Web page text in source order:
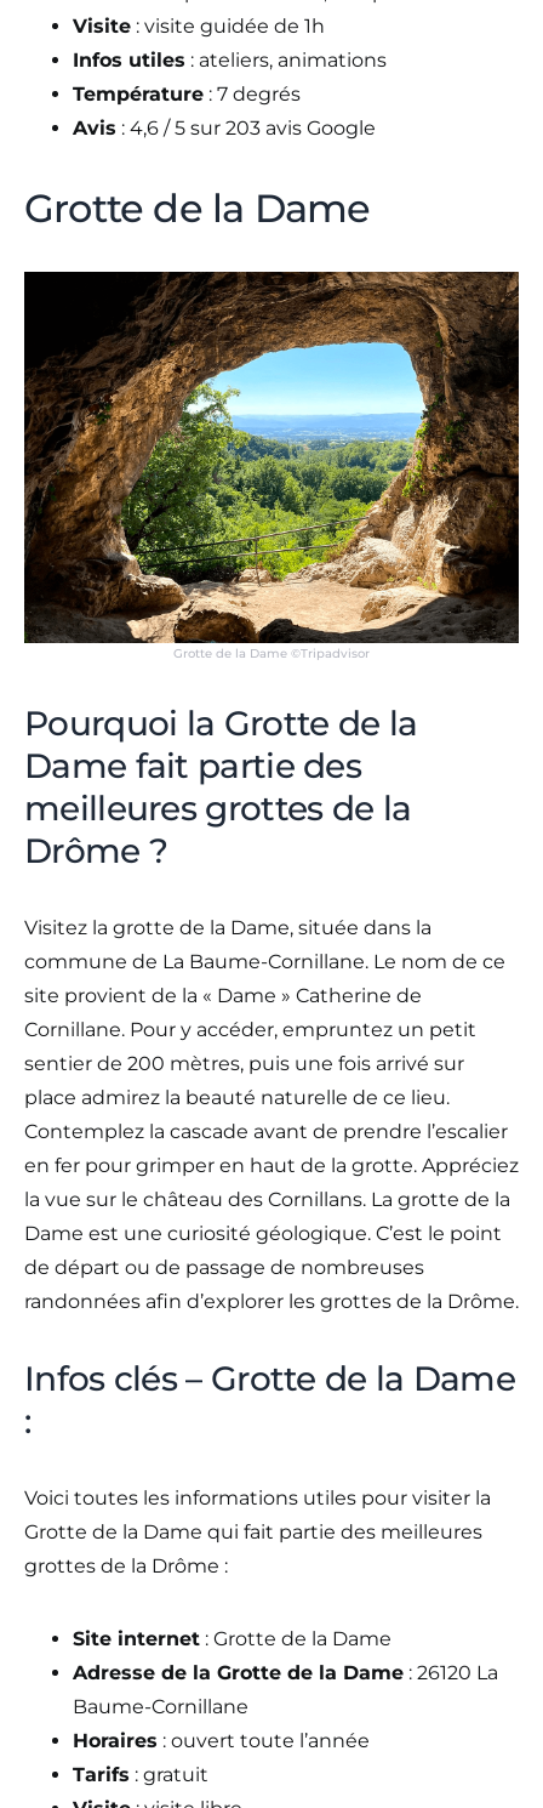
Visite : visite guidée de 1h
Infos utiles : ateliers, animations
Température : 7 degrés
Avis : 4,6 / 5 sur 203 avis Google
Grotte de la Dame
Grotte de la Dame ©Tripadvisor
Pourquoi la Grotte de la
Dame fait partie des
meilleures grottes de la
Drôme ?
Visitez la grotte de la Dame, située dans la
commune de La Baume-Cornillane. Le nom de ce
site provient de la « Dame » Catherine de
Cornillane. Pour y accéder, empruntez un petit
sentier de 200 mètres, puis une fois arrivé sur
place admirez la beauté naturelle de ce lieu.
Contemplez la cascade avant de prendre l’escalier
en fer pour grimper en haut de la grotte. Appréciez
la vue sur le château des Cornillans. La grotte de la
Dame est une curiosité géologique. C’est le point
de départ ou de passage de nombreuses
randonnées afin d’explorer les grottes de la Drôme.
Infos clés – Grotte de la Dame
:
Voici toutes les informations utiles pour visiter la
Grotte de la Dame qui fait partie des meilleures
grottes de la Drôme :
Site internet : Grotte de la Dame
Adresse de la Grotte de la Dame : 26120 La
Baume-Cornillane
Horaires : ouvert toute l’année
Tarifs : gratuit